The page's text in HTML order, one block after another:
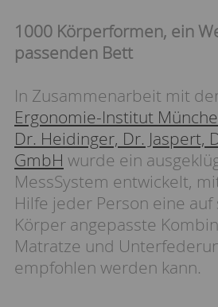
1000 Körperformen, ein
passenden Bett
In Zusammenarbeit mit
Ergonomie-Institut
Dr. Heidinger, Dr. Jaspert,
GmbH wurde ein
MessSystem entwickelt,
Hilfe jeder Person eine auf
Körper angepasste
Matratze und
empfohlen werden kann.